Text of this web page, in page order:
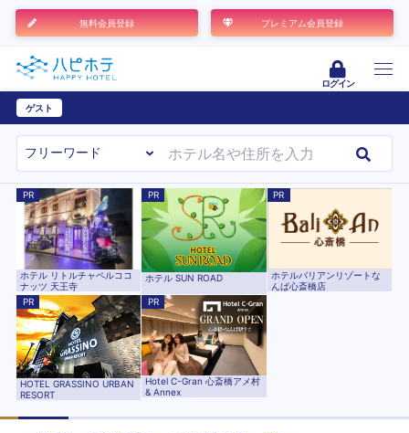
無料会員登録 プレミアム会員登録
ログイン
ゲスト
PR
ホテル リトルチャペルココ
ナッツ 天王寺
PR
ホテル SUN ROAD
PR
ホテルバリアンリゾートな
んば心斎橋店
PR
HOTEL GRASSINO URBAN
RESORT
PR
Hotel C-Gran 心斎橋アメ村
& Annex